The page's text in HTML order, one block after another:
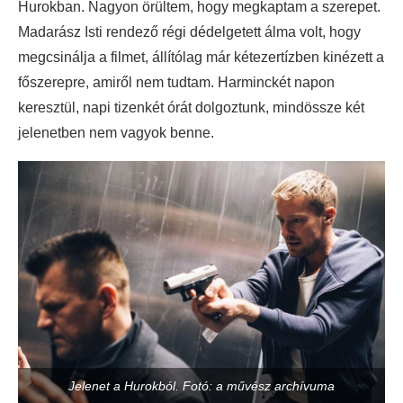
Hurokban. Nagyon örültem, hogy megkaptam a szerepet.
Madarász Isti rendező régi dédelgetett álma volt, hogy
megcsinálja a filmet, állítólag már kétezertízben kinézett a
főszerepre, amiről nem tudtam. Harminckét napon
keresztül, napi tizenkét órát dolgoztunk, mindössze két
jelenetben nem vagyok benne.
Jelenet a Hurokból. Fotó: a művész archívuma